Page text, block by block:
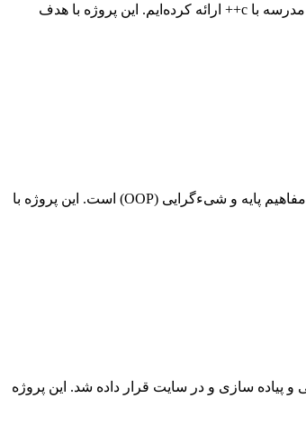
با توجه به استقبال گسترده کاربران از پروژه‌های برنامه‌نویسی C++، ما در سایت خود یک سورس کد جدید و کاربردی با موضوع پروژه برنامه نویسی مدیریت مدرسه با c++ ارائه کرده‌ایم. این پروژه با هدف
اگر به دنبال یک پروژه آموزشی و کاربردی با زبان برنامه‌نویسی C# هستید، پروژه مدیریت کتابخانه با سی‌شارپ در محیط کنسول یک گزینه عالی برای تمرین مفاهیم پایه و شیءگرایی (OOP) است. این پروژه با
و پیاده سازی و در سایت قرار داده شد. این پروژه